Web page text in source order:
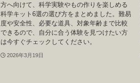
方へ向けて、科学実験やもの作りを楽しめる
科学キット6選の選び方をまとめました。難易
度や安全性、必要な道具、対象年齢まで比較
できるので、自分に合う体験を見つけたい方
は今すぐチェックしてください。
2026年3月19日